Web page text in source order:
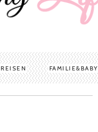
REISEN FAMILIE&BABY